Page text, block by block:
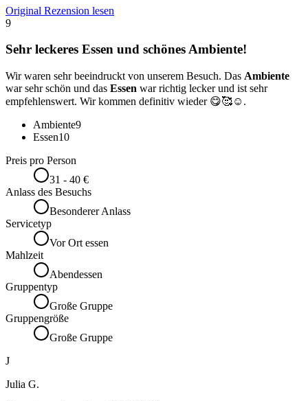
Original Rezension lesen
9
Sehr leckeres Essen und schönes Ambiente!
Wir waren sehr beeindruckt von unserem Besuch. Das Ambiente
war sehr schön und das Essen war richtig lecker und ist sehr
empfehlenswert. Wir kommen definitiv wieder 😋🥰☺️.
Ambiente9
Essen10
Preis pro Person
31 - 40 €
Anlass des Besuchs
Besonderer Anlass
Servicetyp
Vor Ort essen
Mahlzeit
Abendessen
Gruppentyp
Große Gruppe
Gruppengröße
Große Gruppe
J
Julia G.